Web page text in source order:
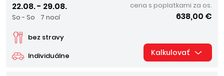
22.08. - 29.08.
So - So 7 nocí
Individuálne
bez stravy
cena s poplatkami za os.
638,00 €
Kalkulovať